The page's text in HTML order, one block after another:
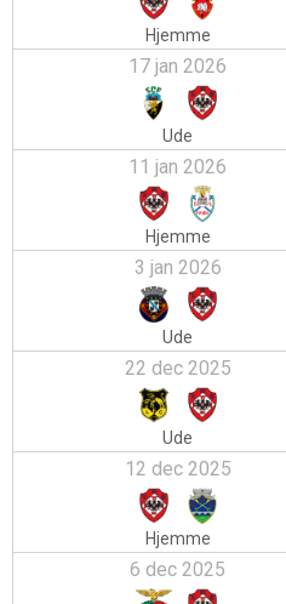
Hjemme
17 jan 2026
Ude
11 jan 2026
Hjemme
3 jan 2026
Ude
22 dec 2025
Ude
12 dec 2025
Hjemme
6 dec 2025